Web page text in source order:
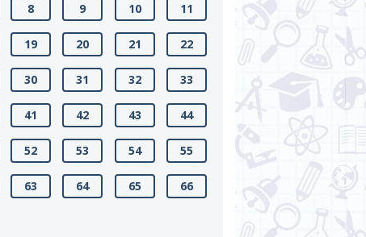
8 9 10 11
19 20 21 22
30 31 32 33
41 42 43 44
52 53 54 55
63 64 65 66